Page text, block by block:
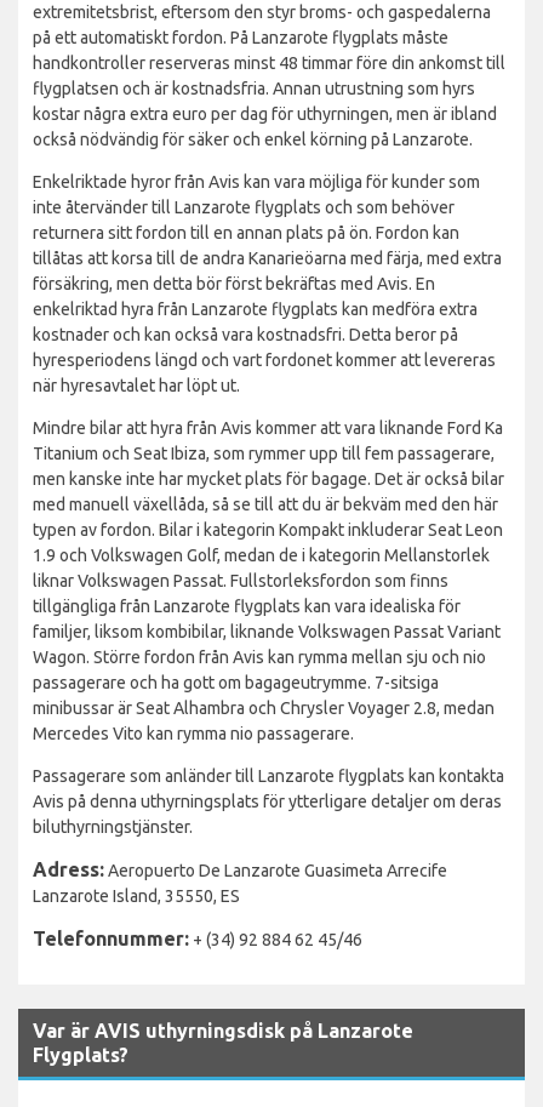
extremitetsbrist, eftersom den styr broms- och gaspedalerna
på ett automatiskt fordon. På Lanzarote flygplats måste
handkontroller reserveras minst 48 timmar före din ankomst till
flygplatsen och är kostnadsfria. Annan utrustning som hyrs
kostar några extra euro per dag för uthyrningen, men är ibland
också nödvändig för säker och enkel körning på Lanzarote.
Enkelriktade hyror från Avis kan vara möjliga för kunder som
inte återvänder till Lanzarote flygplats och som behöver
returnera sitt fordon till en annan plats på ön. Fordon kan
tillåtas att korsa till de andra Kanarieöarna med färja, med extra
försäkring, men detta bör först bekräftas med Avis. En
enkelriktad hyra från Lanzarote flygplats kan medföra extra
kostnader och kan också vara kostnadsfri. Detta beror på
hyresperiodens längd och vart fordonet kommer att levereras
när hyresavtalet har löpt ut.
Mindre bilar att hyra från Avis kommer att vara liknande Ford Ka
Titanium och Seat Ibiza, som rymmer upp till fem passagerare,
men kanske inte har mycket plats för bagage. Det är också bilar
med manuell växellåda, så se till att du är bekväm med den här
typen av fordon. Bilar i kategorin Kompakt inkluderar Seat Leon
1.9 och Volkswagen Golf, medan de i kategorin Mellanstorlek
liknar Volkswagen Passat. Fullstorleksfordon som finns
tillgängliga från Lanzarote flygplats kan vara idealiska för
familjer, liksom kombibilar, liknande Volkswagen Passat Variant
Wagon. Större fordon från Avis kan rymma mellan sju och nio
passagerare och ha gott om bagageutrymme. 7-sitsiga
minibussar är Seat Alhambra och Chrysler Voyager 2.8, medan
Mercedes Vito kan rymma nio passagerare.
Passagerare som anländer till Lanzarote flygplats kan kontakta
Avis på denna uthyrningsplats för ytterligare detaljer om deras
biluthyrningstjänster.
Adress:Aeropuerto De Lanzarote Guasimeta Arrecife
Lanzarote Island, 35550, ES
Telefonnummer: + (34) 92 884 62 45/46
Var är AVIS uthyrningsdisk på Lanzarote
Flygplats?